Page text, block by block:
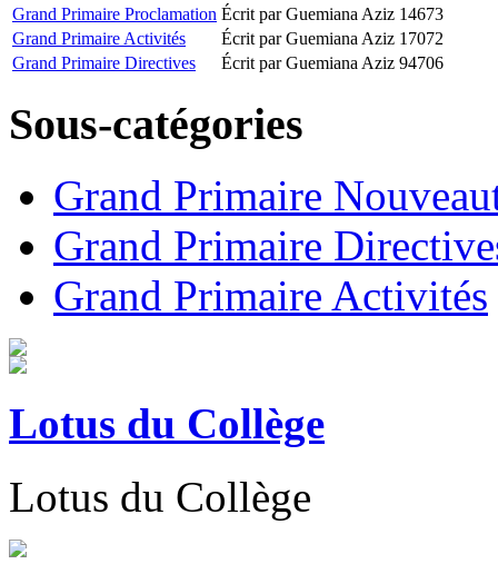
Grand Primaire Proclamation Écrit par Guemiana Aziz 14673
Grand Primaire Activités
Écrit par Guemiana Aziz 17072
Grand Primaire Directives
Écrit par Guemiana Aziz 94706
Sous-catégories
Grand Primaire
Grand Primaire
Grand Primaire Activités
Lotus du Collège
Lotus du Collège